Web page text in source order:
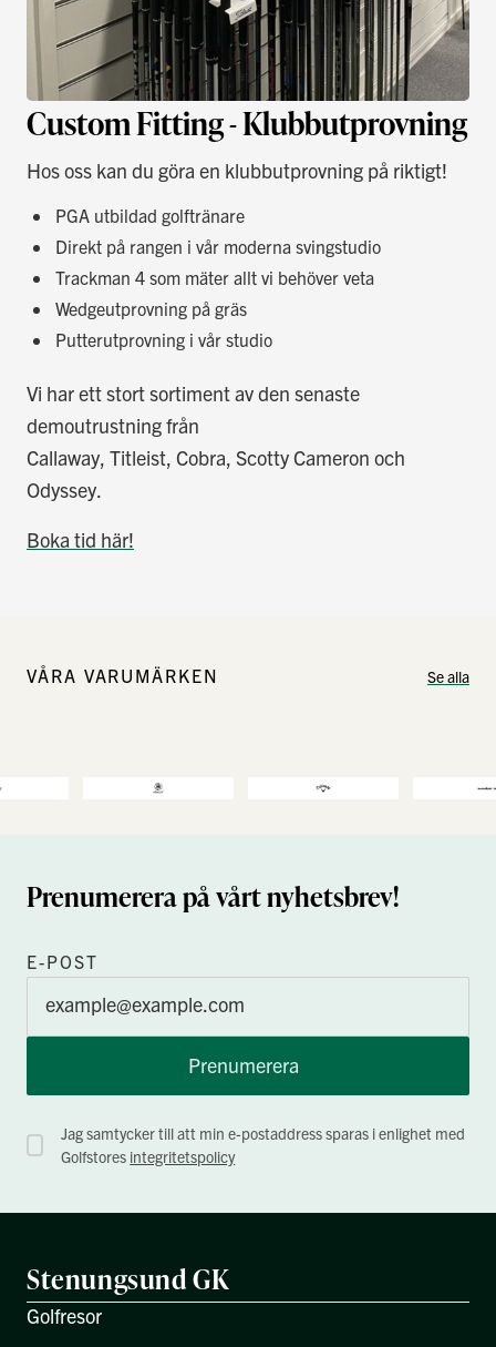
Custom Fitting - Klubbutprovning
Hos oss kan du göra en klubbutprovning på riktigt!
PGA utbildad golftränare
Direkt på rangen i vår moderna svingstudio
Trackman 4 som mäter allt vi behöver veta
Wedgeutprovning på gräs
Putterutprovning i vår studio
Vi har ett stort sortiment av den senaste
demoutrustning från
Callaway, Titleist, Cobra, Scotty Cameron och
Odyssey.
Boka tid här!
VÅRA VARUMÄRKEN Se alla
Prenumerera på vårt nyhetsbrev!
E-POST
Prenumerera
Jag samtycker till att min e-postaddress sparas i enlighet med
Golfstores integritetspolicy
Stenungsund GK
Golfresor